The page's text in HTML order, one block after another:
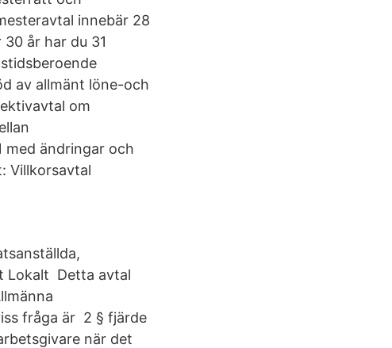
innebär 28
år har du 31
av allmänt löne-och
om
med ändringar och
Villkorsavtal
Lokalt Detta avtal
fråga är 2 § fjärde
när det